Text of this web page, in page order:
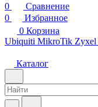
0
Сравнение
0
Избранное
0 Корзина
Ubiquiti MikroTik Zyxel
Каталог